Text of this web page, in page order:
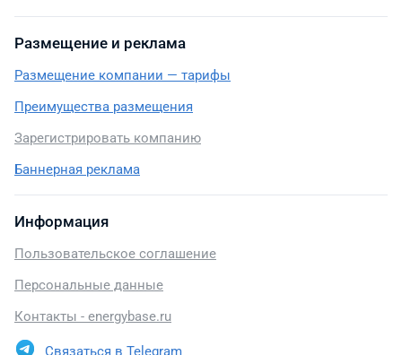
Размещение и реклама
Размещение компании — тарифы
Преимущества размещения
Зарегистрировать компанию
Баннерная реклама
Информация
Пользовательское соглашение
Персональные данные
Контакты - energybase.ru
Связаться в Telegram